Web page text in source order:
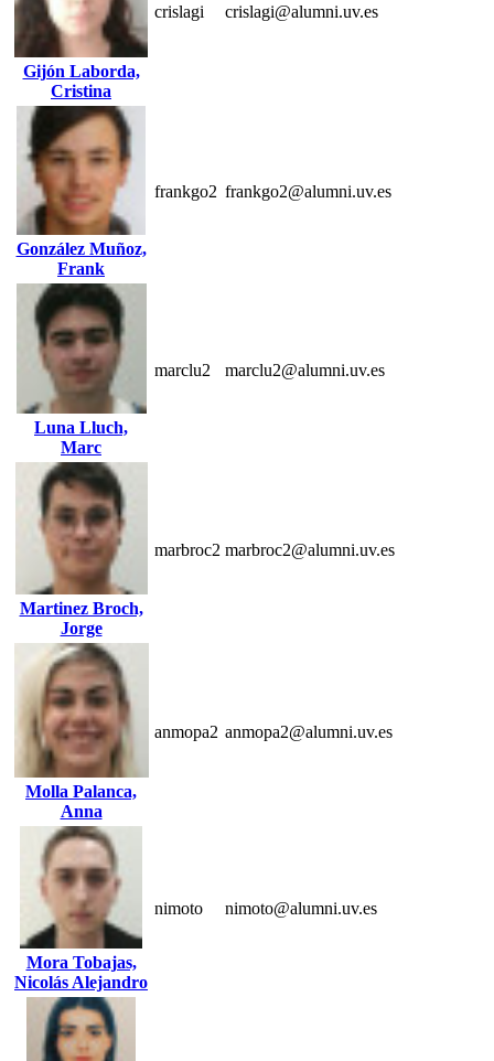
Gijón Laborda,
Cristina
crislagi crislagi@alumni.uv.es
González Muñoz,
Frank
frankgo2 frankgo2@alumni.uv.es
Luna Lluch,
Marc
marclu2 marclu2@alumni.uv.es
Martinez Broch,
Jorge
marbroc2 marbroc2@alumni.uv.es
Molla Palanca,
Anna
anmopa2 anmopa2@alumni.uv.es
Mora Tobajas,
Nicolás Alejandro
nimoto nimoto@alumni.uv.es